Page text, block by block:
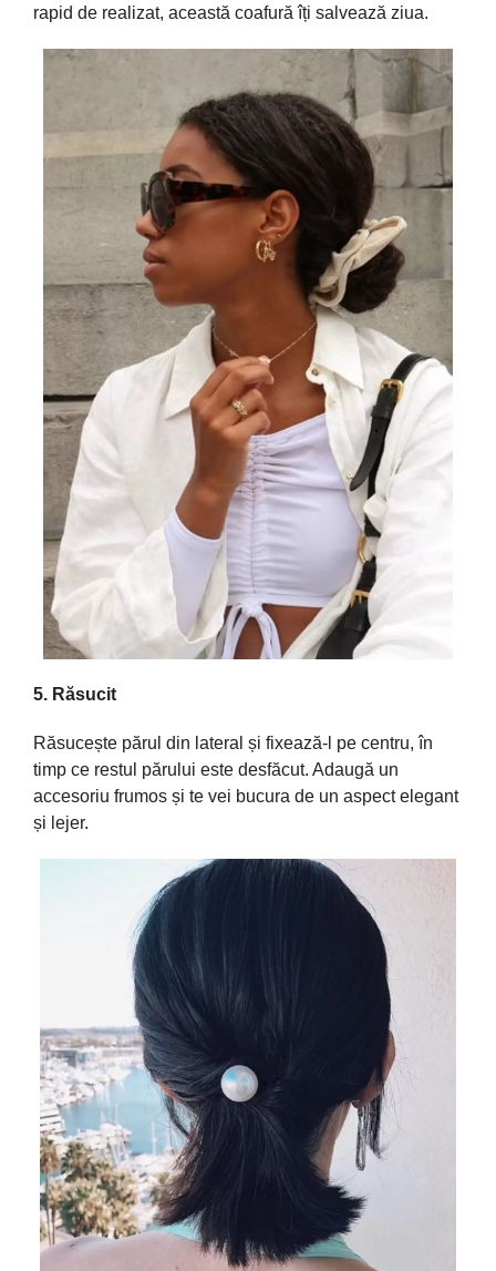
rapid de realizat, această coafură îți salvează ziua.
5. Răsucit
Răsucește părul din lateral și fixează-l pe centru,în
timp ce restul părului este desfăcut. Adaugă un
accesoriu frumos și te vei bucura de un aspect elegant
și lejer.